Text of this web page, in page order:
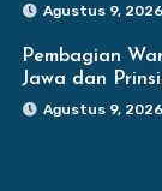
Agustus 9, 2026
Pembagian
Jawa dan
Agustus 9, 2026